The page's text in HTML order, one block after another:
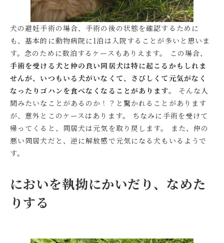
犬の避妊手術の場合、手術の後の状態を確認するために
も、基本的に動物病院に1泊は入院することが多いと思いま
す。念のために数泊するケースもありえます。 この場合、
手術を受ける犬と仲の良い同居犬は特に起こるかもしれま
せんが、いつもいる犬がいなくて、さびしくて元気がなく
なったりゴハンを食べなくなることがあります。
そんな人
間みたいなことがあるのか！？と驚かれることがあります
が、意外とこのケースはあります。 ちなみに手術を受けて
帰ってくると、同居犬は元気を取り戻します。 また、仲の
悪い同居犬だと、逆に解放感で元気になる犬もいるようで
す。
においを執拗にかいだり、なめた
りする